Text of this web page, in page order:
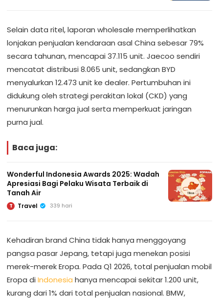
Selain data ritel, laporan wholesale memperlihatkan
lonjakan penjualan kendaraan asal China sebesar 79%
secara tahunan, mencapai 37.115 unit. Jaecoo sendiri
mencatat distribusi 8.065 unit, sedangkan BYD
menyalurkan 12.473 unit ke dealer. Pertumbuhan ini
didukung oleh strategi perakitan lokal (CKD) yang
menurunkan harga jual serta memperkuat jaringan
purna jual.
Baca juga:
Wonderful Indonesia Awards 2025: Wadah
Apresiasi Bagi Pelaku Wisata Terbaik di
Tanah Air
T Travel 339 hari
Kehadiran brand China tidak hanya menggoyang
pangsa pasar Jepang, tetapi juga menekan posisi
merek-merek Eropa. Pada Q1 2026, total penjualan mobil
Eropa di Indonesia hanya mencapai sekitar 1.200 unit,
kurang dari 1% dari total penjualan nasional. BMW,